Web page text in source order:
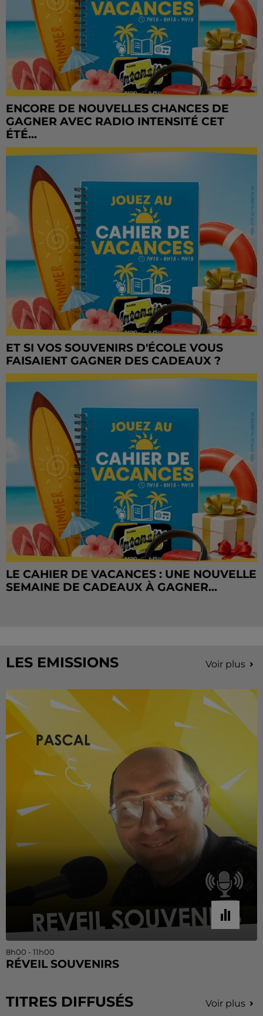
ENCORE DE NOUVELLES CHANCES DE
GAGNER AVEC RADIO INTENSITÉ CET
ÉTÉ...
ET SI VOS SOUVENIRS D'ÉCOLE VOUS
FAISAIENT GAGNER DES CADEAUX ?
LE CAHIER DE VACANCES : UNE NOUVELLE
SEMAINE DE CADEAUX À GAGNER...
LES EMISSIONS Voir plus
8h00 - 11h00
RÉVEIL SOUVENIRS
TITRES DIFFUSÉS Voir plus